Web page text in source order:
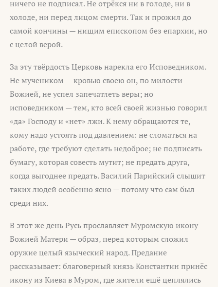
ничего не подписал. Не отрёкся ни в голоде, ни в
холоде, ни перед лицом смерти. Так и прожил до
самой кончины — нищим епископом без епархии, но
с целой верой.
За эту твёрдость Церковь нарекла его Исповедником.
Не мучеником — кровью своею он, по милости
Божией, не успел запечатлеть веры; но
исповедником — тем, кто всей своей жизнью говорил
«да» Господу и «нет» лжи. К нему обращаются те,
кому надо устоять под давлением: не сломаться на
работе, где требуют сделать недоброе; не подписать
бумагу, которая совесть мутит; не предать друга,
когда выгоднее предать. Василий Парийский слышит
таких людей особенно ясно — потому что сам был
среди них.
В этот же день Русь прославляет Муромскую икону
Божией Матери — образ, перед которым сложил
оружие целый языческий народ. Предание
рассказывает: благоверный князь Константин принёс
икону из Киева в Муром, где жители ещё цеплялись